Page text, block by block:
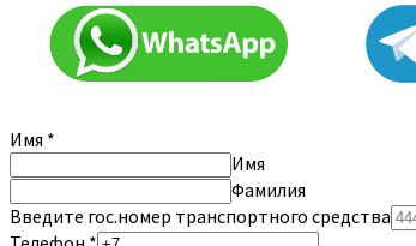
Имя *
Имя
Фамилия
Введите гос.номер транспортного средства